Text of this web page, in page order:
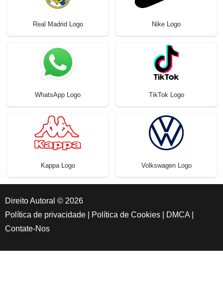
Real Madrid Logo Nike Logo
WhatsApp Logo TikTok Logo
Kappa Logo Volkswagen Logo
Direito Autoral © 2026
Política de privacidade
Política de Cookies DMCA
Contate-Nos